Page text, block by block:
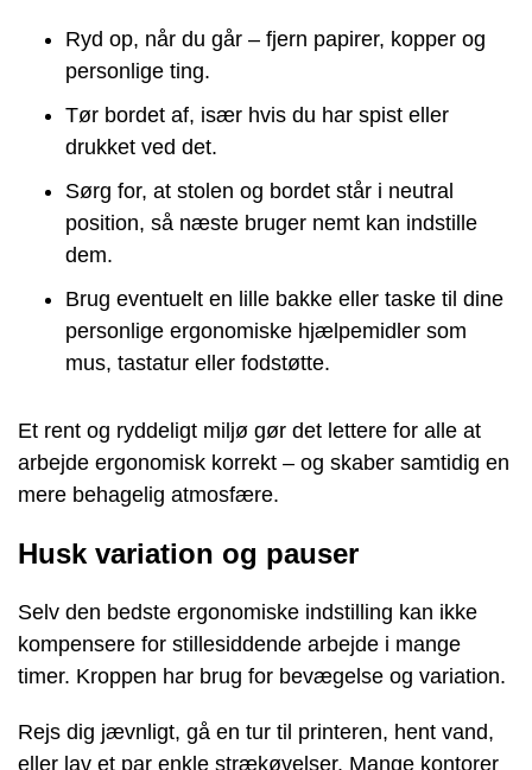
Ryd op, når du går – fjern papirer, kopper og
personlige ting.
Tør bordet af, især hvis du har spist eller
drukket ved det.
Sørg for, at stolen og bordet står i neutral
position, så næste bruger nemt kan indstille
dem.
Brug eventuelt en lille bakke eller taske til dine
personlige ergonomiske hjælpemidler som
mus, tastatur eller fodstøtte.
Et rent og ryddeligt miljø gør det lettere for alle at
arbejde ergonomisk korrekt – og skaber samtidig en
mere behagelig atmosfære.
Husk variation og pauser
Selv den bedste ergonomiske indstilling kan ikke
kompensere for stillesiddende arbejde i mange
timer. Kroppen har brug for bevægelse og variation.
Rejs dig jævnligt, gå en tur til printeren, hent vand,
eller lav et par enkle strækøvelser. Mange kontorer